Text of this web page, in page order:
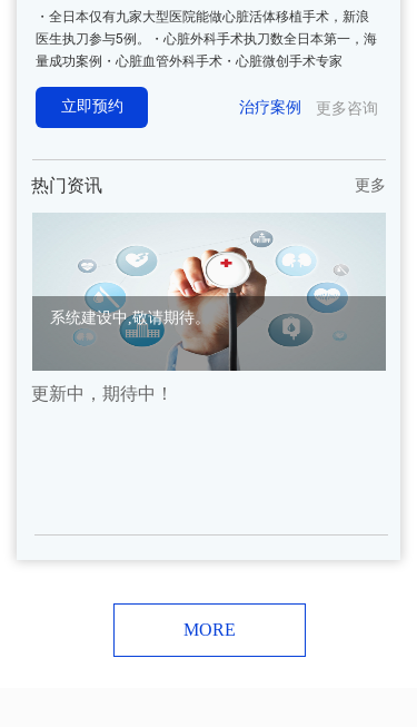
・全日本仅有九家大型医院能做心脏活体移植手术，新浪
医生执刀参与5例。・心脏外科手术执刀数全日本第一，海
量成功案例・心脏血管外科手术・心脏微创手术专家
立即预约 治疗案例 更多咨询
热门资讯 更多
系统建设中,敬请期待。
更新中，期待中！
MORE